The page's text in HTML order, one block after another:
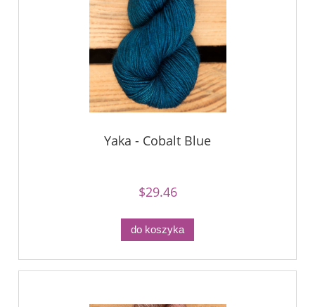
Yaka - Cobalt Blue
$29.46
do koszyka